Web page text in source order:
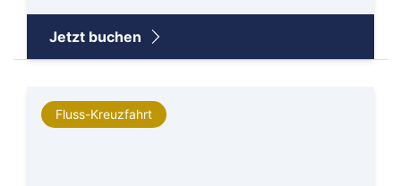
Jetzt buchen
Fluss-Kreuzfahrt